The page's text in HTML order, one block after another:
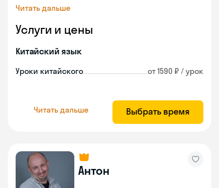
Читать дальше
Услуги и цены
Китайский язык
Уроки китайского от 1590 ₽ / урок
Читать дальше Выбрать время
Антон